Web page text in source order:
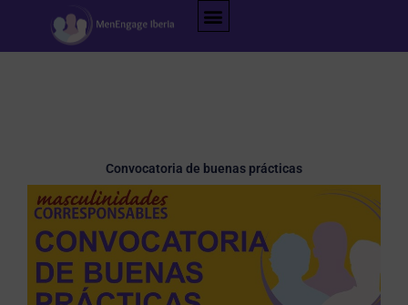
contenido
Convocatoria de buenas prácticas